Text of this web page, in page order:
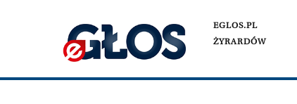
EGLOS.PL
ŻYRARDÓW